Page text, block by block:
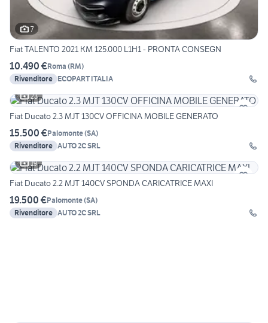
7
Fiat TALENTO 2021 KM 125.000 L1H1 - PRONTA CONSEGN
10.490 €Roma (RM)
Rivenditore ECOPART ITALIA
23
Fiat Ducato 2.3 MJT 130CV OFFICINA MOBILE GENERATO
15.500 €Palomonte(SA)
Rivenditore AUTO 2C SRL
19
Fiat Ducato 2.2 MJT 140CV SPONDA CARICATRICE MAXI
19.500 €Palomonte(SA)
Rivenditore AUTO 2C SRL